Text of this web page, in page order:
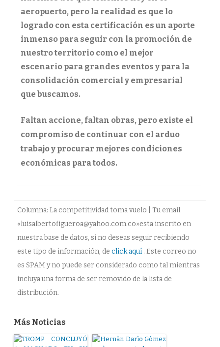
aeropuerto, pero la realidad es que lo
logrado con esta certificación es un aporte
inmenso para seguir con la promoción de
nuestro territorio como el mejor
escenario para grandes eventos y para la
consolidación comercial y empresarial
que buscamos.
Faltan accione, faltan obras, pero existe el
compromiso de continuar con el arduo
trabajo y procurar mejores condiciones
económicas para todos.
Columna: La competitividad toma vuelo | Tu email
«luisalbertofigueroa@yahoo.com.co»esta inscrito en
nuestra base de datos, si no deseas seguir recibiendo
este tipo de información, de click aquí . Este correo no
es SPAM y no puede ser considerado como tal mientras
incluya una forma de ser removido de la lista de
distribución.
Más Noticias